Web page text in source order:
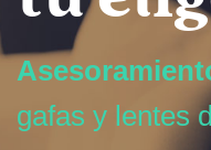
gafas y lentes